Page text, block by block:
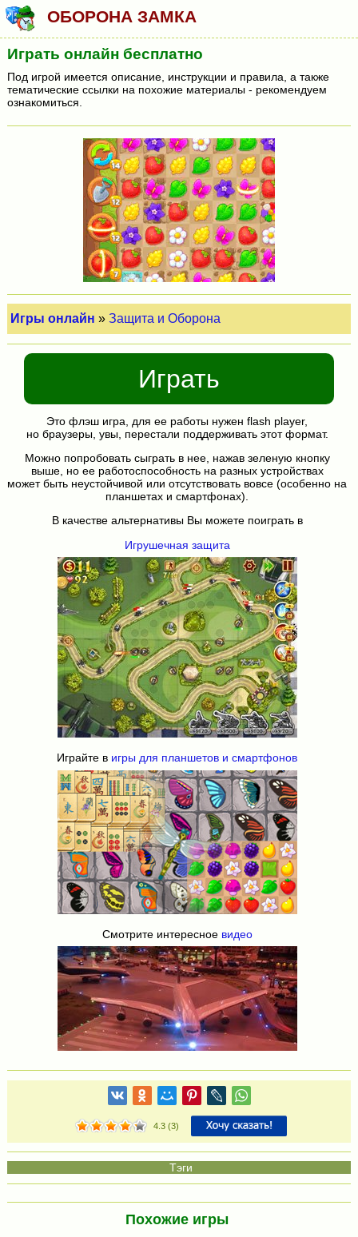
ОБОРОНА ЗАМКА
Играть онлайн бесплатно
Под игрой имеется описание, инструкции и правила, а также
тематические ссылки на похожие материалы - рекомендуем
ознакомиться.
Игры онлайн »Защита и Оборона
Играть
Это флэш игра, для ее работы нужен flash player,
но браузеры, увы, перестали поддерживать этот формат.
Можно попробовать сыграть в нее, нажав зеленую кнопку
выше, но ее работоспособность на разных устройствах
может быть неустойчивой или отсутствовать вовсе (особенно на
планшетах и смартфонах).
В качестве альтернативы Вы можете поиграть в
Игрушечная защита
Играйте в игры для планшетов и смартфонов
Смотрите интересное видео
4.3(3)
Похожие игры